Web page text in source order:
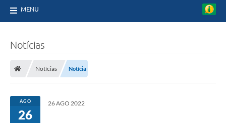
MENU
Notícias
Notícias Notícia
AGO
26
26 AGO 2022